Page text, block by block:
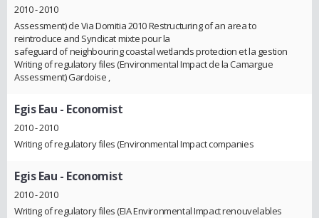
2010 - 2010
Assessment) de Via Domitia 2010 Restructuring of an area to
reintroduce and Syndicat mixte pour la
safeguard of neighbouring coastal wetlands protection et la gestion
Writing of regulatory files (Environmental Impact de la Camargue
Assessment) Gardoise ,
Egis Eau - Economist
2010 - 2010
Writing of regulatory files (Environmental Impact companies
Egis Eau - Economist
2010 - 2010
Writing of regulatory files (EIA Environmental Impact renouvelables